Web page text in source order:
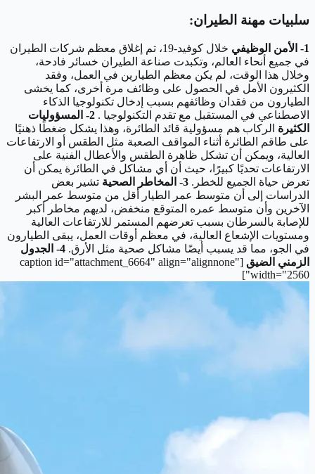
سلبيات مهنة الطيران:
1- الأمن الوظيفي
خلال كوفيد-19، تم إغلاق معظم شركات الطيران
في جميع أنحاء العالم، وتكبدت صناعة الطيران خسائر فادحة،
وخلال هذا الوقت، لم يكن معظم الطيارين في العمل، وفقد
الكثيرون الأمل في الحصول على وظائف مرة أخرى، كما يخشى
الطيارون من فقدان وظائفهم بسبب إدخال تكنولوجيا الذكاء
الاصطناعي في المستقبل مع تقدم التكنولوجيا .
2- المسؤوليات
الكثيرة الركاب هم مسؤولية قائد الطائرة، وهذا يشكل ضغطًا ذهنيًا
على طاقم الطائرة أثناء المواقف الصعبة مثل الطقس أو الارتفاعات
العالية، ويمكن أن تشكل ظاهرة الطقس والأعطال الفنية على
الارتفاعات تحديًا كبيرًا، حيث أن أي مشاكل في الطائرة يمكن أن
تعرض حياة الجميع للخطر. 3- المخاطر الصحية
تشير بعض
الدراسات إلى أن متوسط ​​عمر الطيار أقل من متوسط ​​عمر البشر
الآخرين وأن متوسط ​​عمره المتوقع منخفض، لديهم مخاطر أكبر
للإصابة بالسرطان بسبب تعرضهم المستمر للارتفاعات العالية
ومستويات الإشعاع العالية، في معظم أوقات العمل، يبقى الطيارون
في الجو، مما قد يسبب أيضًا مشاكل صحية مثل الأرق.
4- الجدول
الزمني الضيق
[caption id="attachment_6664" align="alignnone"
width="2560"]